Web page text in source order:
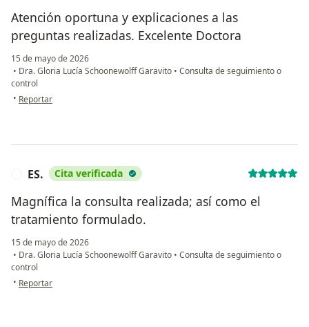
Atención oportuna y explicaciones a las
preguntas realizadas. Excelente Doctora
15 de mayo de 2026
• Dra. Gloria Lucía Schoonewolff Garavito • Consulta de seguimiento o
control
• en opinión del usuario Nubia Mahecha
Reportar
ES. Cita verificada
Magnífica la consulta realizada; así como el
tratamiento formulado.
15 de mayo de 2026
• Dra. Gloria Lucía Schoonewolff Garavito • Consulta de seguimiento o
control
• en opinión del usuario ES.
Reportar